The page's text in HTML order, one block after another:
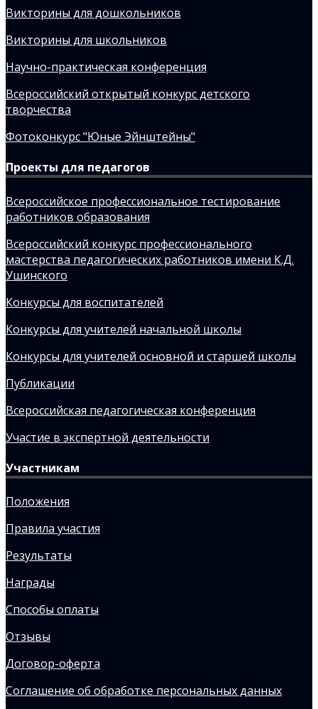
Викторины для дошкольников
Викторины для школьников
Научно-практическая конференция
Всероссийский открытый конкурс детского
творчества
Фотоконкурс "Юные Эйнштейны"
Проекты для педагогов
Всероссийское профессиональное тестирование
работников образования
Всероссийский конкурс профессионального
мастерства педагогических работников имени К.Д.
Ушинского
Конкурсы для воспитателей
Конкурсы для учителей начальной школы
Конкурсы для учителей основной и старшей школы
Публикации
Всероссийская педагогическая конференция
Участие в экспертной деятельности
Участникам
Положения
Правила участия
Результаты
Награды
Способы оплаты
Отзывы
Договор-оферта
Соглашение об обработке персональных данных